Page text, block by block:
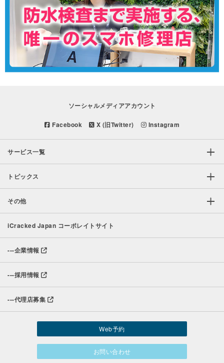
ソーシャルメディアアカウント
Facebook X (旧Twitter) Instagram
サービス一覧
トピックス
その他
iCracked Japan コーポレイトサイト
---企業情報
---採用情報
---代理店募集
Web予約
お問い合わせ